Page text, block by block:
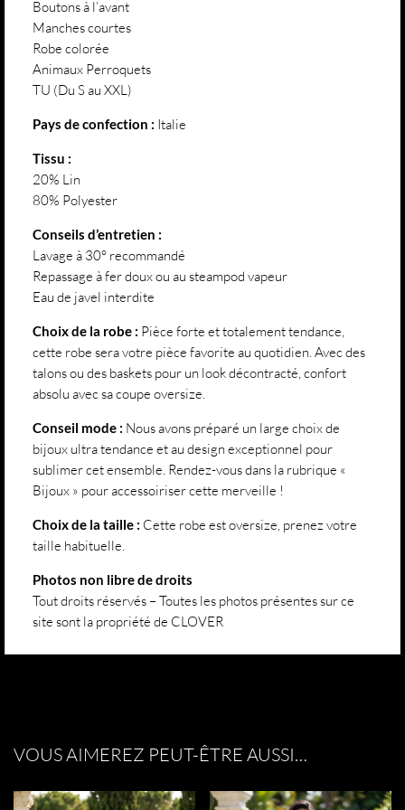
Boutons à l’avant
Manches courtes
Robe colorée
Animaux Perroquets
TU (Du S au XXL)
Pays de confection : Italie
Tissu :
20% Lin
80% Polyester
Conseils d’entretien :
Lavage à 30° recommandé
Repassage à fer doux ou au steampod vapeur
Eau de javel interdite
Choix de la robe : Pièce forte et totalement tendance,
cette robe sera votre pièce favorite au quotidien. Avec des
talons ou des baskets pour un look décontracté, confort
absolu avec sa coupe oversize.
Conseil mode : Nous avons préparé un large choix de
bijoux ultra tendance et au design exceptionnel pour
sublimer cet ensemble. Rendez-vous dans la rubrique «
Bijoux » pour accessoiriser cette merveille !
Choix de la taille : Cette robe est oversize, prenez votre
taille habituelle.
Photos non libre de droits
Tout droits réservés – Toutes les photos présentes sur ce
site sont la propriété de CLOVER
VOUS AIMEREZ PEUT-ÊTRE AUSSI…